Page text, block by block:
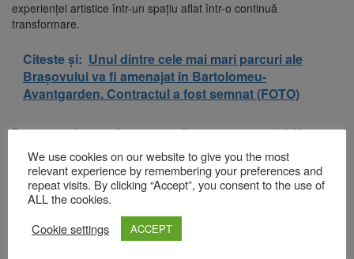
experienței artistice într-un spațiu aflat într-o continuă
transformare.
Citeste și: Unul dintre cele mai mari parcuri ale
Brașovului va fi amenajat în Bartolomeu-
Avantgarden. Contractul a fost semnat (FOTO)
Participarea la activități nu necesită programare prealabilă, iar
grupurile se vor forma pe loc.
Identitatea vizuală a evenimentului a fost realizată de artistul
George Roșu.
Muzeului Regional Brașov. La 19 februarie 1950 s-a deschis, la
etajul Casei Sfatului, prima expoziție de artă plastică, iar din 1
We use cookies on our website to give you the most
relevant experience by remembering your preferences and
repeat visits. By clicking “Accept”, you consent to the use of
ALL the cookies.
Cookie settings
ACCEPT